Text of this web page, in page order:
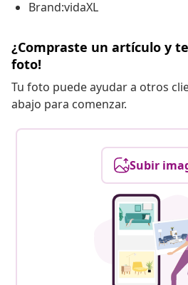
Brand:vidaXL
¿Compraste un artículo y
foto!
Tu foto puede ayudar a otros
abajo para comenzar.
Subir